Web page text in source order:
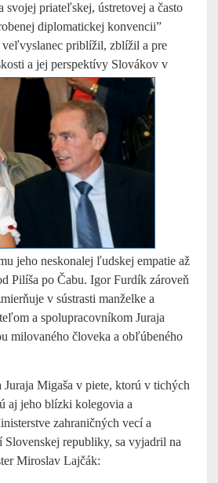
svojej priateľskej, ústretovej a často
diplomatickej konvencii”
veľvyslanec priblížil, zblížil a pre
a jej perspektívy Slovákov v
jeho neskonalej ľudskej empatie až
Pilíša po Čabu. Igor Furdík zároveň
v sústrasti manželke a
a spolupracovníkom Juraja
milovaného človeka a obľúbeného
Migaša v piete, ktorú v tichých
aj jeho blízki kolegovia a
zahraničných vecí a
Slovenskej republiky, sa vyjadril na
Miroslav Lajčák: